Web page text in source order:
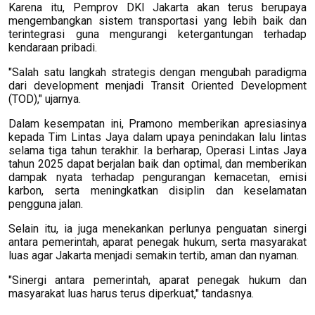
Karena itu, Pemprov DKI Jakarta akan terus berupaya
mengembangkan sistem transportasi yang lebih baik dan
terintegrasi guna mengurangi ketergantungan terhadap
kendaraan pribadi.
"Salah satu langkah strategis dengan mengubah paradigma
dari development menjadi Transit Oriented Development
(TOD)," ujarnya.
Dalam kesempatan ini, Pramono memberikan apresiasinya
kepada Tim Lintas Jaya dalam upaya penindakan lalu lintas
selama tiga tahun terakhir. Ia berharap, Operasi Lintas Jaya
tahun 2025 dapat berjalan baik dan optimal, dan memberikan
dampak nyata terhadap pengurangan kemacetan, emisi
karbon, serta meningkatkan disiplin dan keselamatan
pengguna jalan.
Selain itu, ia juga menekankan perlunya penguatan sinergi
antara pemerintah, aparat penegak hukum, serta masyarakat
luas agar Jakarta menjadi semakin tertib, aman dan nyaman.
"Sinergi antara pemerintah, aparat penegak hukum dan
masyarakat luas harus terus diperkuat," tandasnya.